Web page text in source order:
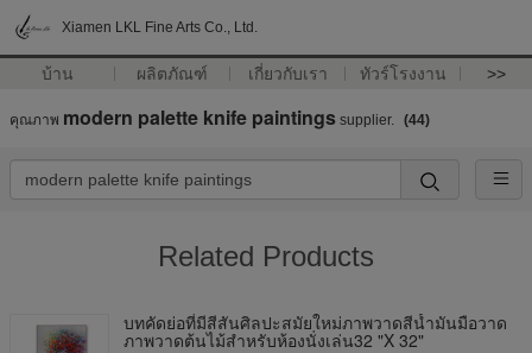
Xiamen LKL Fine Arts Co., Ltd.
บ้าน ผลิตภัณฑ์ เกี่ยวกับเรา ทัวร์โรงงาน >>
คุณภาพ modern palette knife paintings supplier. (44)
Related Products
บทคัดย่อที่มีสีสันศิลปะสมัยใหม่ภาพวาดสีน้ำมันมือวาด
ภาพวาดต้นไม้สำหรับห้องนั่งเล่น32 "X 32"